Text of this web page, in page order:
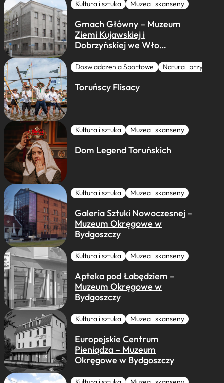
Kultura i sztuka Muzea i skanseny
Gmach Główny – Muzeum
Ziemi Kujawskiej i
Dobrzyńskiej we Wło…
Doswiadczenia Sportowe Natura i przygoda
Toruńscy Flisacy
Kultura i sztuka Muzea i skanseny
Dom Legend Toruńskich
Kultura i sztuka Muzea i skanseny
Galeria Sztuki Nowoczesnej –
Muzeum Okręgowe w
Bydgoszczy
Kultura i sztuka Muzea i skanseny
Apteka pod Łabędziem –
Muzeum Okręgowe w
Bydgoszczy
Kultura i sztuka Muzea i skanseny
Europejskie Centrum
Pieniądza – Muzeum
Okręgowe w Bydgoszczy